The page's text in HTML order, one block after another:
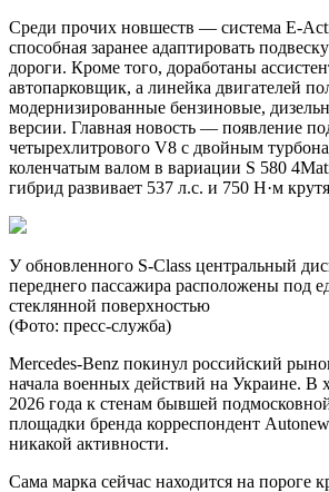
Среди прочих новшеств — система E-
способная заранее адаптировать
дороги. Кроме того, доработаны
автопарковщик, а линейка двигателей
модернизированные бензиновые,
версии. Главная новость — появление
четырехлитрового V8 с двойным
коленчатым валом в вариации S 580
гибрид развивает 537 л.с. и 750 Н·м
У обновленного S-Class центральный
переднего пассажира расположены под
стеклянной поверхностью
(Фото: пресс-служба)
Mercedes-Benz покинул российский
начала военных действий на Украине. В
2026 года к стенам бывшей
площадки бренда корреспондент
никакой активности.
Сама марка сейчас находится на пороге